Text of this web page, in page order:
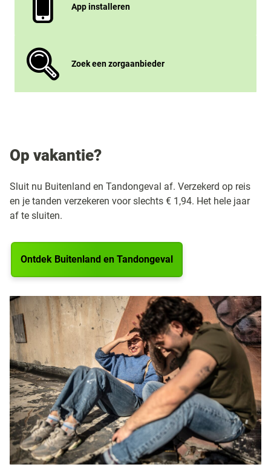
App installeren
Zoek een zorgaanbieder
Op vakantie?
Sluit nu Buitenland en Tandongeval af. Verzekerd op reis
en je tanden verzekeren voor slechts € 1,94. Het hele jaar
af te sluiten.
Ontdek Buitenland en Tandongeval